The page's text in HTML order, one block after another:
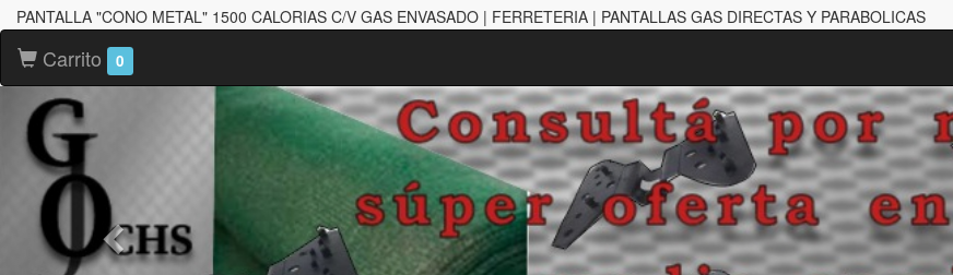
PANTALLA "CONO METAL" 1500 CALORIAS C/V GAS ENVASADO | FERRETERIA | PANTALLAS GAS DIRECTAS Y PARABOLICAS
Carrito 0